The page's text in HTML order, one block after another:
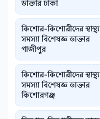
ডাক্তার ঢাকা
কিশোর-কিশোরীদের স্বাস্থ্য
সমস্যা বিশেষজ্ঞ ডাক্তার
গাজীপুর
কিশোর-কিশোরীদের স্বাস্থ্য
সমস্যা বিশেষজ্ঞ ডাক্তার
কিশোরগঞ্জ